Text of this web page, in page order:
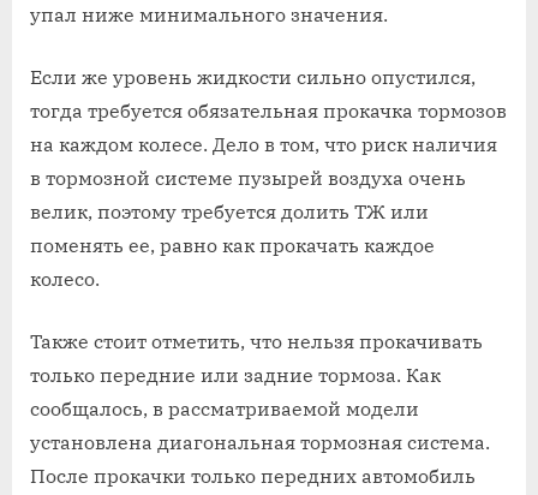
упал ниже минимального значения.
Если же уровень жидкости сильно опустился,
тогда требуется обязательная прокачка тормозов
на каждом колесе. Дело в том, что риск наличия
в тормозной системе пузырей воздуха очень
велик, поэтому требуется долить ТЖ или
поменять ее, равно как прокачать каждое
колесо.
Также стоит отметить, что нельзя прокачивать
только передние или задние тормоза. Как
сообщалось, в рассматриваемой модели
установлена диагональная тормозная система.
После прокачки только передних автомобиль